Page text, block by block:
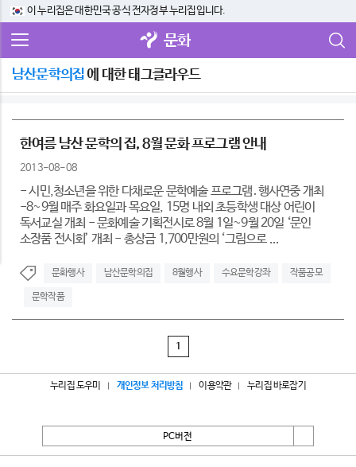
이 누리집은 대한민국 공식 전자정부 누리집입니다.
문화
남산문학의집 에 대한 태그클라우드
한여름 남산 문학의 집, 8월 문화 프로그램 안내
2013-08-08
- 시민,청소년을 위한 다채로운 문학예술 프로그램․행사연중 개최
-8~9월 매주 화요일과 목요일, 15명 내외 초등학생 대상 어린이
독서교실 개최 - 문화예술 기획전시로 8월 1일~9월 20일 ‘문인
소장품 전시회’ 개최 - 총상금 1,700만원의 ‘그림으로 ...
문화행사 남산문학의집 8월행사 수요문학강좌 작품공모
문학작품
1
누리집 도우미 개인정보 처리방침 이용약관 누리집 바로잡기
PC버전